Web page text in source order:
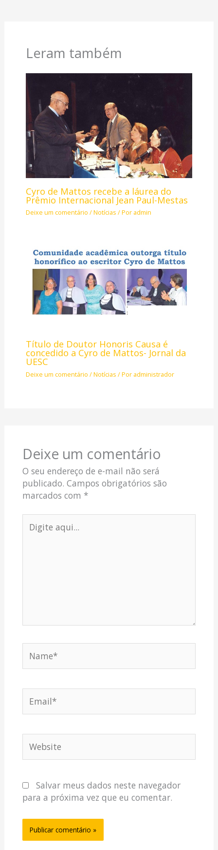
Leram também
Cyro de Mattos recebe a láurea do
Prêmio Internacional Jean Paul-Mestas
Deixe um comentário /Notícias / Por admin
Título de Doutor Honoris Causa é
concedido a Cyro de Mattos- Jornal da
UESC
Deixe um comentário /Notícias / Por administrador
Deixe um comentário
O seu endereço de e-mail não será
publicado. Campos obrigatórios são
marcados com *
aqui...
Salvar meus dados neste navegador
para a próxima vez que eu comentar.